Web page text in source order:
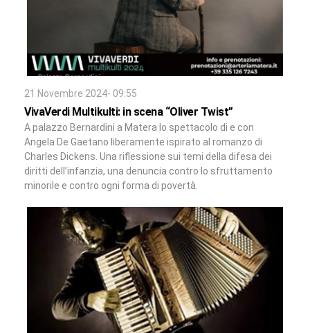
21 Novembre 2024- 09:55
VivaVerdi Multikulti: in scena “Oliver Twist”
A palazzo Bernardini a Matera lo spettacolo di e con
Angela De Gaetano liberamente ispirato al romanzo di
Charles Dickens. Una riflessione sui temi della difesa dei
diritti dell’infanzia, una denuncia contro lo sfruttamento
minorile e contro ogni forma di povertà.